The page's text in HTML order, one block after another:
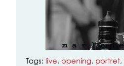
Tags: live, opening, portret,